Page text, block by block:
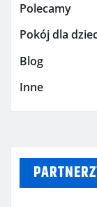
Polecamy
Pokój dla
Blog
Inne